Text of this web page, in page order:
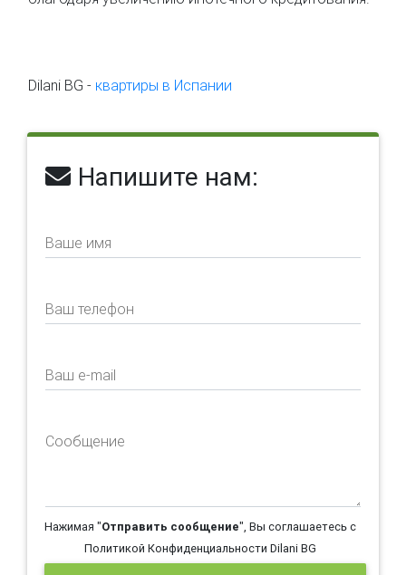
Dilani BG - квартиры в Испании
Напишите нам:
Ваше имя
Ваш телефон
Ваш e-mail
Сообщение
Нажимая "Отправить сообщение", Вы соглашаетесь с
Политикой Конфиденциальности Dilani BG